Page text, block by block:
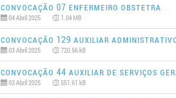
Convocação 07 ENFERMEIRO OBSTETRA
04 Abril 2025 1.04 MB
Convocação 129 AUXILIAR
03 Abril 2025 720.56 kB
Convocação 44 AUXILIAR DE SERVIÇOS
03 Abril 2025 551.61 kB